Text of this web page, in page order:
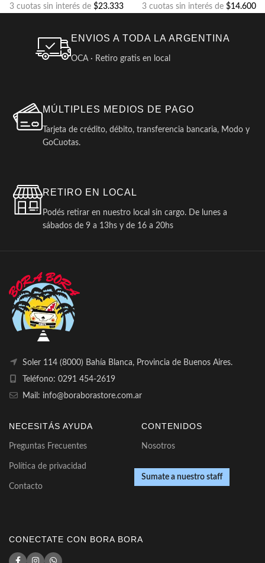
3 cuotas sin interés de $23.333
3 cuotas sin interés de $14.600
ENVIOS A TODA LA ARGENTINA
OCA · Retiro gratis en local
MÚLTIPLES MEDIOS DE PAGO
Tarjeta de crédito, débito, transferencia bancaria, Modo y
GoCuotas.
RETIRO EN LOCAL
Podés retirar en nuestro local sin cargo. De lunes a
sábados de 9 a 13hs y de 16 a 20hs
Soler 114 (8000) Bahía Blanca, Provincia de Buenos Aires.
Teléfono: 0291 454-2619
Mail: info@boraborastore.com.ar
NECESITÁS AYUDA
Preguntas Frecuentes
Política de privacidad
Contacto
CONTENIDOS
Nosotros
Sumate a nuestro staff
CONECTATE CON BORA BORA